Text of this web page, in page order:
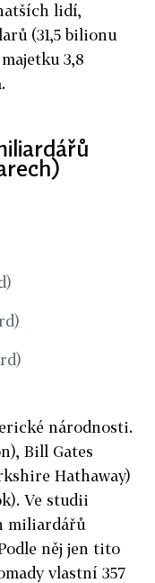
lidí,
(31,5 bilionu
3,8
národnosti.
Bill Gates
Hathaway)
Ve studii
miliardářů
něj jen tito
vlastní 357